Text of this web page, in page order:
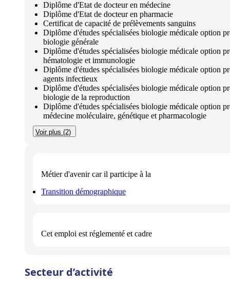
Diplôme d'Etat de docteur en médecine
Diplôme d'Etat de docteur en pharmacie
Certificat de capacité de prélèvements sanguins
Diplôme d'études spécialisées biologie médicale option
biologie générale
Diplôme d'études spécialisées biologie médicale option
hématologie et immunologie
Diplôme d'études spécialisées biologie médicale option
agents infectieux
Diplôme d'études spécialisées biologie médicale option
biologie de la reproduction
Diplôme d'études spécialisées biologie médicale option
médecine moléculaire, génétique et pharmacologie
Voir plus (2)
Métier d'avenircar il participe à la
Transition démographique
Cet emploi estréglementé et cadre
Secteur d’activité